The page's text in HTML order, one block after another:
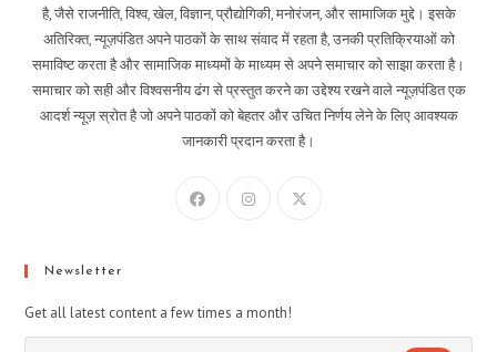
है, जैसे राजनीति, विश्व, खेल, विज्ञान, प्रौद्योगिकी, मनोरंजन, और सामाजिक मुद्दे। इसके
अतिरिक्त, न्यूज़पंडित अपने पाठकों के साथ संवाद में रहता है, उनकी प्रतिक्रियाओं को
समाविष्ट करता है और सामाजिक माध्यमों के माध्यम से अपने समाचार को साझा करता है।
समाचार को सही और विश्वसनीय ढंग से प्रस्तुत करने का उद्देश्य रखने वाले न्यूज़पंडित एक
आदर्श न्यूज़ स्रोत है जो अपने पाठकों को बेहतर और उचित निर्णय लेने के लिए आवश्यक
जानकारी प्रदान करता है।
Newsletter
Get all latest content a few times a month!